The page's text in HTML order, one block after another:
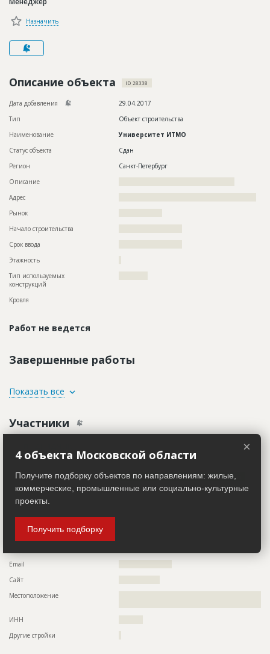
Новости
Пресс-релизы
Правила работы
Контакты
Личный кабинет
Описание объекта ID 28338
Дата добавления
29.04.2017
Тип
Объект строительства
Наименование
Университет ИТМО
Статус объекта
Сдан
Регион
Санкт-Петербург
Описание
Адрес
Рынок
Начало строительства
Срок ввода
Этажность
Тип используемых
конструкций
Кровля
Работ не ведется
Завершенные работы
ID
Дата обновления
Описание
??????????????????????????????????????????????????????????
Этап строительства
Фасадные работы и остекление
Предполагаемые потребности
???????????????????????????????????????????????????????
Показать все
Участники
Информация проверена и подтверждена
Руководитель
????????????????????????????????????????????????????????
Телефон
Email
Сайт
Местоположение
ИНН
Другие стройки
Назначить
×
4 объекта Московской области
Получите подборку объектов по направлениям: жилые,
коммерческие, промышленные или социально-культурные
проекты.
Получить подборку